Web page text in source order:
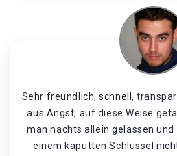
Sehr freundlich, schnell,
aus Angst, auf diese Weise
man nachts allein gelassen
einem kaputten Schlüssel